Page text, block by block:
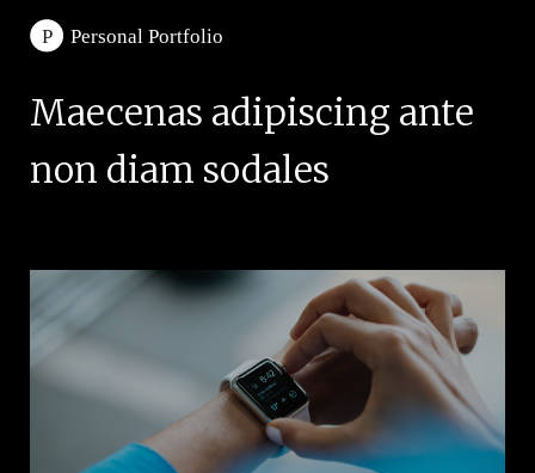
Maecenas adipiscing ante
non diam sodales